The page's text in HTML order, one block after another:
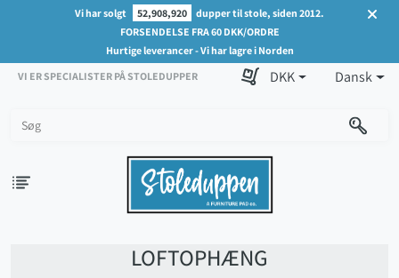
Vi har solgt 52,908,920
dupper til stole, siden 2012.
FORSENDELSE FRA 60 DKK/ORDRE
Hurtige leverancer - Vi har lagre i Norden
VI ER SPECIALISTER PÅ STOLEDUPPER
DKK Dansk
LOFTOPHÆNG